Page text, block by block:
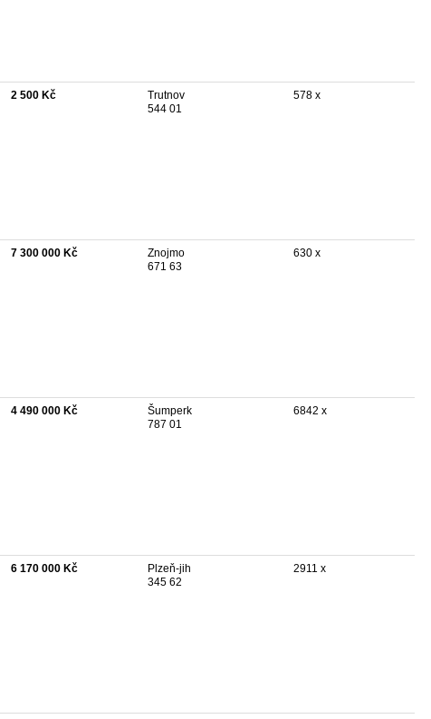
2 500 Kč
Trutnov
544 01
578 x
7 300 000 Kč
Znojmo
671 63
630 x
4 490 000 Kč
Šumperk
787 01
6842 x
6 170 000 Kč
Plzeň-jih
345 62
2911 x